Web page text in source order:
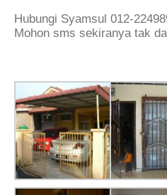
Hubungi Syamsul 012-
Mohon sms sekiranya tak